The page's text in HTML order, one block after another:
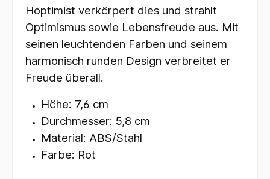
Hoptimist verkörpert dies und strahlt
Optimismus sowie Lebensfreude aus. Mit
seinen leuchtenden Farben und seinem
harmonisch runden Design verbreitet er
Freude überall.
Höhe: 7,6 cm
Durchmesser: 5,8 cm
Material: ABS/Stahl
Farbe: Rot